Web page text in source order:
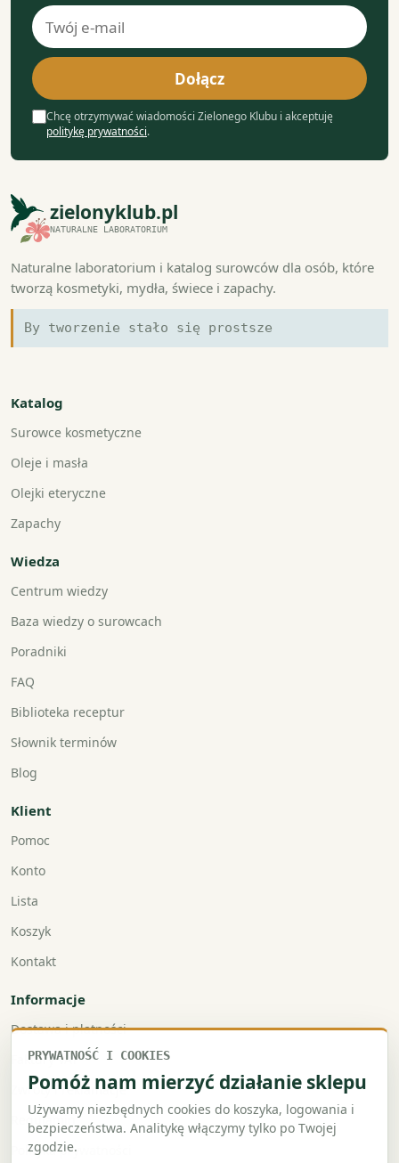
Adres
e-
mail
Dołącz
Chcę otrzymywać wiadomości Zielonego Klubu i akceptuję
politykę prywatności.
zielonyklub.pl
NATURALNE LABORATORIUM
Naturalne laboratorium i katalog surowców dla osób, które
tworzą kosmetyki, mydła, świece i zapachy.
By tworzenie stało się prostsze
Katalog
Surowce kosmetyczne
Oleje i masła
Olejki eteryczne
Zapachy
Wiedza
Centrum wiedzy
Baza wiedzy o surowcach
Poradniki
FAQ
Biblioteka receptur
Słownik terminów
Blog
Klient
Pomoc
Konto
Lista
Koszyk
Kontakt
Informacje
Dostawa i płatności
Faktury VAT
Zwroty i reklamacje
Regulamin
Polityka prywatności
PRYWATNOŚĆ I COOKIES
Pomóż nam mierzyć działanie sklepu
Używamy niezbędnych cookies do koszyka, logowania i
bezpieczeństwa. Analitykę włączymy tylko po Twojej
zgodzie.